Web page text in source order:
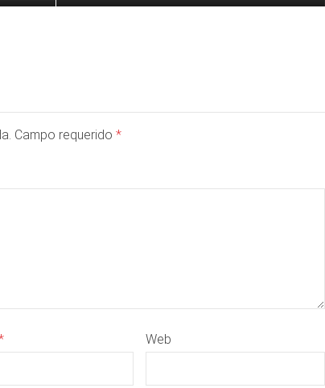
Campo requerido *
Web